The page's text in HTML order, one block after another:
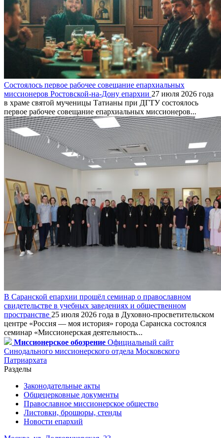
Состоялось первое рабочее совещание епархиальных
миссионеров Ростовской-на-Дону епархии 27 июля 2026 года
в храме святой мученицы Татианы при ДГТУ состоялось
первое рабочее совещание епархиальных миссионеров...
В Саранской епархии прошёл семинар о православном
свидетельстве в учебных заведениях и общественном
пространстве 25 июля 2026 года в Духовно-просветительском
центре «Россия — моя история» города Саранска состоялся
семинар «Миссионерская деятельность...
Миссионерское обозрение Официальный сайт
Синодального миссионерского отдела Московского
Патриархата
Разделы
Законодательные акты
Общецерковные документы
Православное миссионерское общество
Листовки, брошюры, стенды
Новости епархий